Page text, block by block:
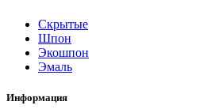
Скрытые
Шпон
Экошпон
Эмаль
Информация